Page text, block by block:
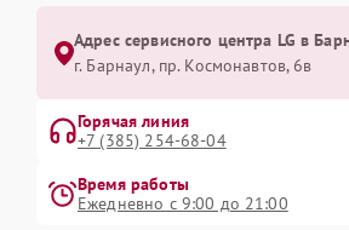
Адрес сервисного центра LG в
г. Барнаул, ​пр. Космонавтов, 6в
Горячая линия
+7 (385) 254-68-04
Время работы
Ежедневно с 9:00 до 21:00